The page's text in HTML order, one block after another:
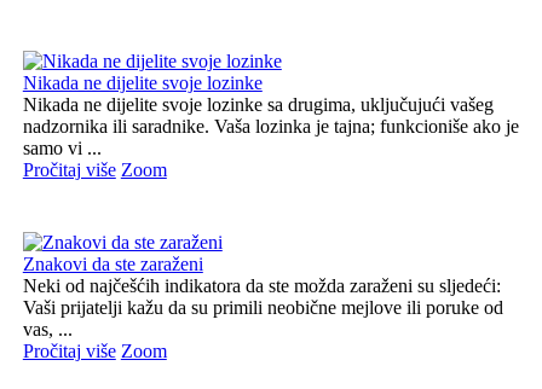
Nikada ne dijelite svoje lozinke
Nikada ne dijelite svoje lozinke sa drugima, uključujući vašeg
nadzornika ili saradnike. Vaša lozinka je tajna; funkcioniše ako je
samo vi ...
Pročitaj više Zoom
Znakovi da ste zaraženi
Neki od najčešćih indikatora da ste možda zaraženi su sljedeći:
Vaši prijatelji kažu da su primili neobične mejlove ili poruke od
vas, ...
Pročitaj više Zoom